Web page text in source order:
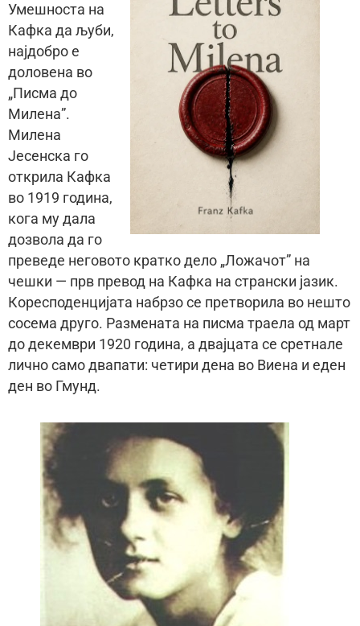
Умешноста на
Кафка да љуби,
најдобро е
доловена во
„Писма до
Милена”.
Милена
Јесенска го
открила Кафка
во 1919 година,
кога му дала
дозвола да го
преведе неговото кратко дело „Ложачот” на
чешки — прв превод на Кафка на странски јазик.
Коресподенцијата набрзо се претворила во нешто
сосема друго. Размената на писма траела од март
до декември 1920 година, а двајцата се сретнале
лично само двапати: четири дена во Виена и еден
ден во Гмунд.